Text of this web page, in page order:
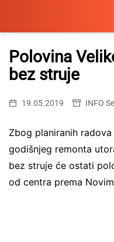
Skip
content
Polovina
bez struje
19.05.2019 INFO
Zbog planiranih
godišnjeg remonta
bez struje će ostati
od centra prema